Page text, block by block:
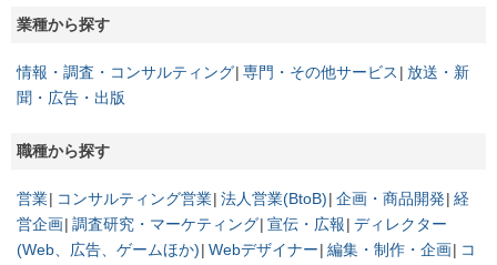
業種から探す
情報・調査・コンサルティング 専門・その他サービス
放送・新
聞・広告・出版
職種から探す
営業 コンサルティング営業 法人営業(BtoB) 企画・商品開発 経
営企画 調査研究・マーケティング 宣伝・広報 ディレクター
(Web、広告、ゲームほか) Webデザイナー 編集・制作・企画
コ